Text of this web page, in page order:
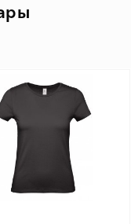
в нашем
A Str.